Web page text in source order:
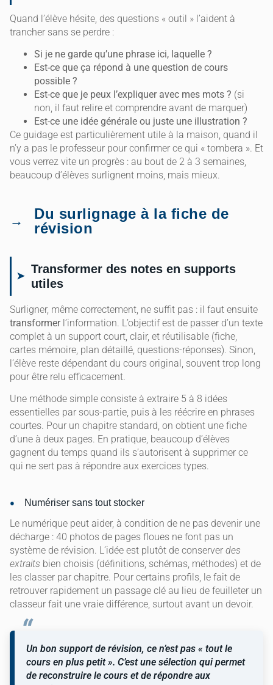
Quand l’élève hésite, des questions « outil » l’aident à
trancher sans se perdre :
Si je ne garde qu’une phrase ici, laquelle ?
Est-ce que ça répond à une question de cours
possible ?
Est-ce que je peux l’expliquer avec mes mots ? (si
non, il faut relire et comprendre avant de marquer)
Est-ce une idée générale ou juste une illustration ?
Ce guidage est particulièrement utile à la maison, quand il
n’y a pas le professeur pour confirmer ce qui « tombera ». Et
vous verrez vite un progrès : au bout de 2 à 3 semaines,
beaucoup d’élèves surlignent moins, mais mieux.
Du surlignage à la fiche de
révision
Transformer des notes en supports
utiles
Surligner, même correctement, ne suffit pas : il faut ensuite
transformerl’information. L’objectif est de passer d’un texte
complet à un support court, clair, et réutilisable (fiche,
cartes mémoire, plan détaillé, questions-réponses). Sinon,
l’élève reste dépendant du cours original, souvent trop long
pour être relu efficacement.
Une méthode simple consiste à extraire 5 à 8 idées
essentielles par sous-partie, puis à les réécrire en phrases
courtes. Pour un chapitre standard, on obtient une fiche
d’une à deux pages. En pratique, beaucoup d’élèves
gagnent du temps quand ils s’autorisent à supprimer ce
qui ne sert pas à répondre aux exercices types.
Numériser sans tout stocker
Le numérique peut aider, à condition de ne pas devenir une
décharge : 40 photos de pages floues ne font pas un
système de révision. L’idée est plutôt de conserver des
extraits bien choisis (définitions, schémas, méthodes) et de
les classer par chapitre. Pour certains profils, le fait de
retrouver rapidement un passage clé au lieu de feuilleter un
classeur fait une vraie différence, surtout avant un devoir.
Un bon support de révision, ce n’est pas « tout le
cours en plus petit ». C’est une sélection qui permet
de reconstruire le cours et de répondre aux